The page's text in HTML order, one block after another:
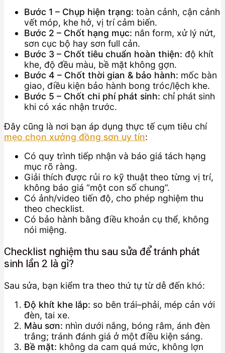
Bước 1 – Chụp hiện trạng: toàn cảnh, cận cảnh
vết móp, khe hở, vị trí cảm biến.
Bước 2 – Chốt hạng mục: nắn form, xử lý nứt,
sơn cục bộ hay sơn full cản.
Bước 3 – Chốt tiêu chuẩn hoàn thiện: độ khít
khe, độ đều màu, bề mặt không gợn.
Bước 4 – Chốt thời gian & bảo hành: mốc bàn
giao, điều kiện bảo hành bong tróc/lệch khe.
Bước 5 – Chốt chi phí phát sinh: chỉ phát sinh
khi có xác nhận trước.
Đây cũng là nơi bạn áp dụng thực tế cụm tiêu chí
mẹo chọn xưởng đồng sơn uy tín:
Có quy trình tiếp nhận và báo giá tách hạng
mục rõ ràng.
Giải thích được rủi ro kỹ thuật theo từng vị trí,
không báo giá “một con số chung”.
Có ảnh/video tiến độ, cho phép nghiệm thu
theo checklist.
Có bảo hành bằng điều khoản cụ thể, không
nói miệng.
Checklist nghiệm thu sau sửa để tránh phát
sinh lần 2 là gì?
Sau sửa, bạn kiểm tra theo thứ tự từ dễ đến khó:
Độ khít khe lắp: so bên trái–phải, mép cản với
đèn, tai xe.
Màu sơn: nhìn dưới nắng, bóng râm, ánh đèn
trắng; tránh đánh giá ở một điều kiện sáng.
Bề mặt: không da cam quá mức, không lợn